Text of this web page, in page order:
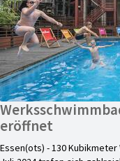
eröffnet
Essen(ots) - 130 Kubikmeter